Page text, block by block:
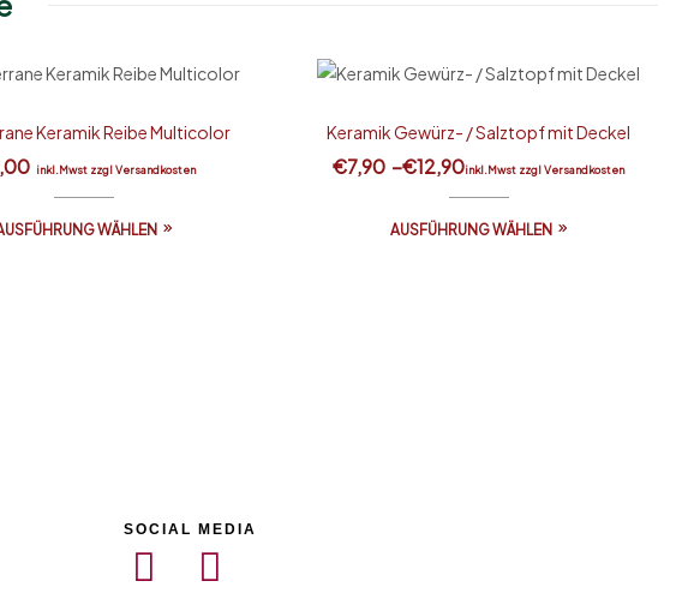
Keramik Reibe Multicolor
inkl.Mwst zzgl Versandkosten
WÄHLEN
Keramik Gewürz- / Salztopf mit Deckel
€7,90 –€12,90inkl.Mwst zzgl Versandkosten
AUSFÜHRUNG WÄHLEN
SOCIAL MEDIA